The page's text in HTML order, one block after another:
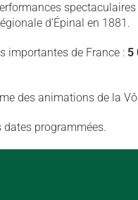
d’Épinal en 1881.
importantes de France : 5
des animations de la
dates programmées.